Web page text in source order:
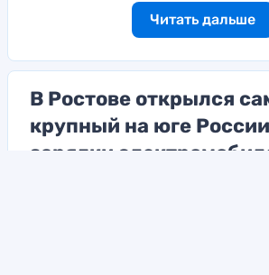
Читать дальше
В Ростове открылся
крупный на юге
зарядки